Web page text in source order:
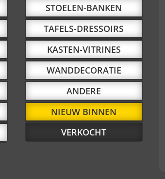
STOELEN-BANKEN
TAFELS-DRESSOIRS
KASTEN-VITRINES
WANDDECORATIE
ANDERE
NIEUW BINNEN
VERKOCHT